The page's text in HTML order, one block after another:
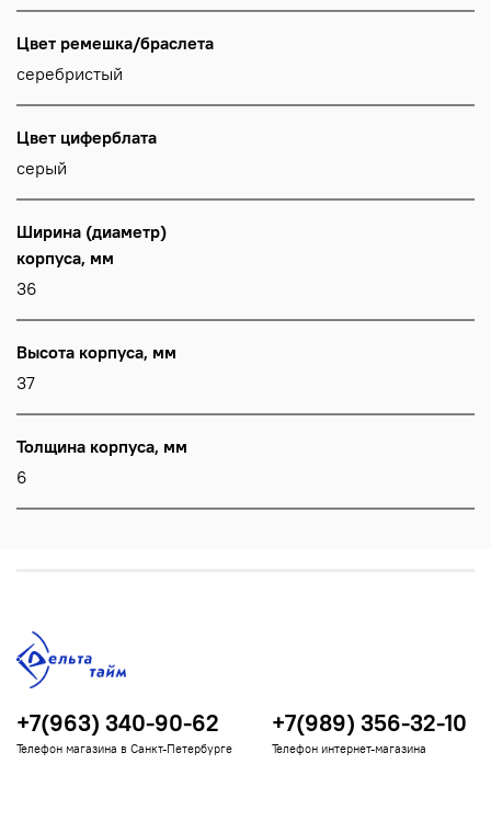
Цвет ремешка/браслета
серебристый
Цвет циферблата
серый
Ширина (диаметр)
корпуса, мм
36
Высота корпуса, мм
37
Толщина корпуса, мм
6
+7(963) 340-90-62
Телефон магазина в Санкт-Петербурге
+7(989) 356-32-10
Телефон интернет-магазина